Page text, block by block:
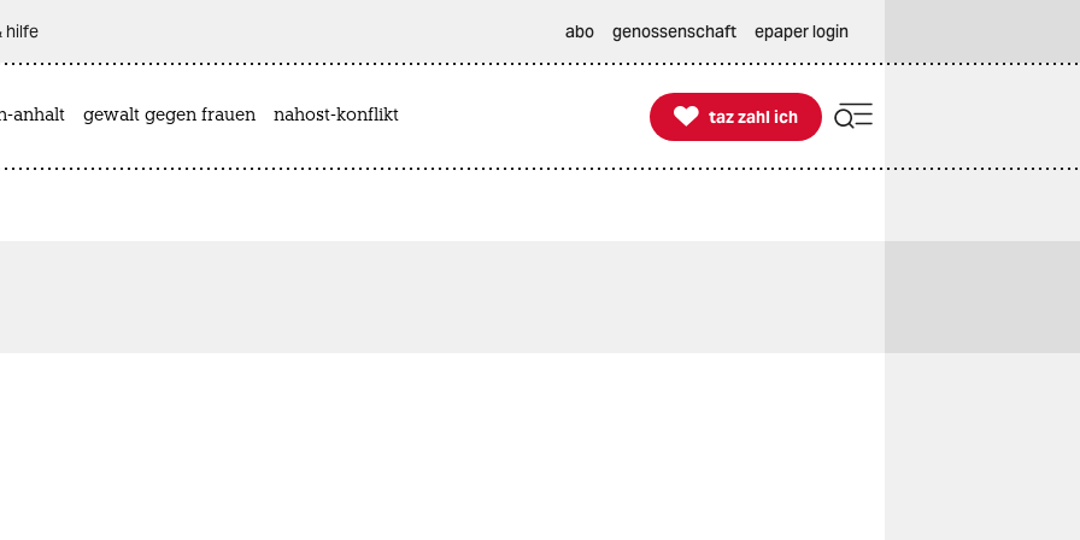
hilfe abo genossenschaft epaper login
anhalt gewalt gegen frauen nahost-konflikt 
taz zahl ich
taz zahl ich